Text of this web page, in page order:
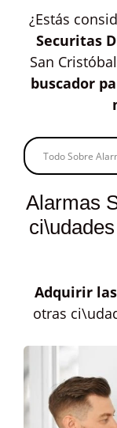
¿Estás
Securitas
San
buscador
Alarmas
Adquirir las
otras